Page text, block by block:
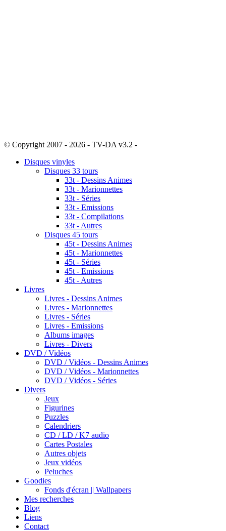
© Copyright 2007 - 2026 - TV-DA v3.2 -
Disques vinyles
Disques 33 tours
33t - Dessins Animes
33t - Marionnettes
33t - Séries
33t - Emissions
33t - Compilations
33t - Autres
Disques 45 tours
45t - Dessins Animes
45t - Marionnettes
45t - Séries
45t - Emissions
45t - Autres
Livres
Livres - Dessins Animes
Livres - Marionnettes
Livres - Séries
Livres - Emissions
Albums images
Livres - Divers
DVD / Vidéos
DVD / Vidéos - Dessins Animes
DVD / Vidéos - Marionnettes
DVD / Vidéos - Séries
Divers
Jeux
Figurines
Puzzles
Calendriers
CD / LD / K7 audio
Cartes Postales
Autres objets
Jeux vidéos
Peluches
Goodies
Fonds d'écran || Wallpapers
Mes recherches
Blog
Liens
Contact